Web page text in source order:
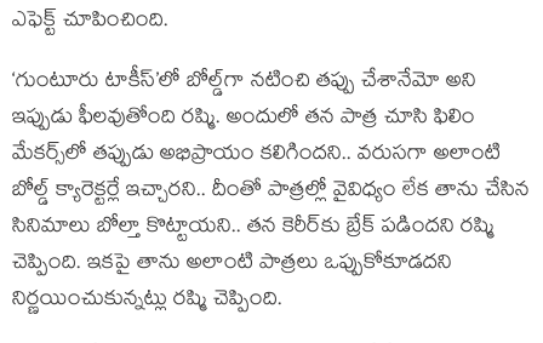
ఎఫెక్ట్ చూపించింది.
‘గుంటూరు టాకీస్’లో బోల్డ్‌గా నటించి తప్పు చేశానేమో అని
ఇప్పుడు ఫీలవుతోంది రష్మి. అందులో తన పాత్ర చూసి ఫిలిం
మేకర్స్‌లో తప్పుడు అభిప్రాయం కలిగిందని.. వరుసగా అలాంటి
బోల్డ్ క్యారెక్టర్లే ఇచ్చారని.. దీంతో పాత్రల్లో వైవిధ్యం లేక తాను చేసిన
సినిమాలు బోల్తా కొట్టాయని.. తన కెరీర్‌కు బ్రేక్ పడిందని రష్మి
చెప్పింది. ఇకపై తాను అలాంటి పాత్రలు ఒప్పుకోకూడదని
నిర్ణయించుకున్నట్లు రష్మి చెప్పింది.